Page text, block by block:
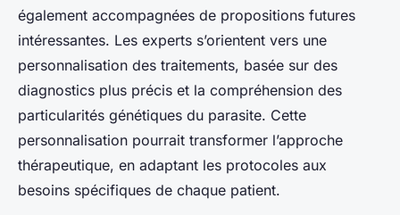
également accompagnées de propositions futures
intéressantes. Les experts s’orientent vers une
personnalisation des traitements, basée sur des
diagnostics plus précis et la compréhension des
particularités génétiques du parasite. Cette
personnalisation pourrait transformer l’approche
thérapeutique, en adaptant les protocoles aux
besoins spécifiques de chaque patient.